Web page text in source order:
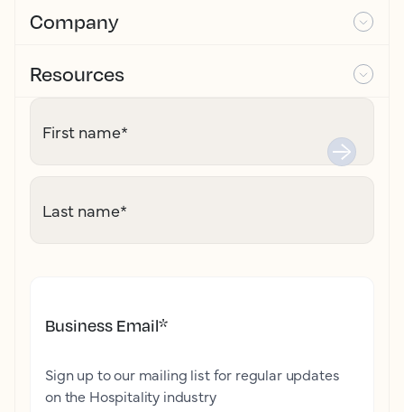
Company
Resources
First name*
Last name*
Business Email*
Sign up to our mailing list for regular updates
on the Hospitality industry